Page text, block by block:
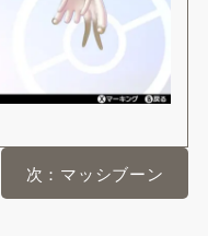
次：マッシブーン